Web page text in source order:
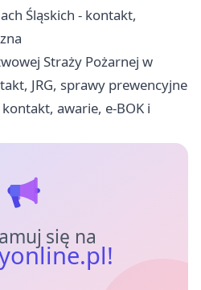
Śląskich - kontakt,
Straży Pożarnej w
JRG, sprawy prewencyjne
awarie, e-BOK i
się na